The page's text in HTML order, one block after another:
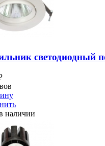
светодиодный
наличии